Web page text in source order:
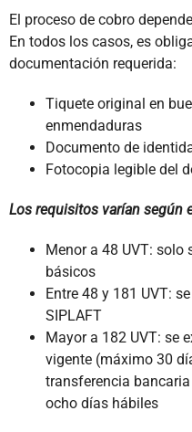
El proceso de cobro
En todos los casos, es
documentación requerida:
Tiquete original en
enmendaduras
Documento de
Fotocopia legible del
Los requisitos varían según
Menor a 48 UVT: solo
básicos
Entre 48 y 181 UVT:
SIPLAFT
Mayor a 182 UVT: se
vigente (máximo 30
transferencia
ocho días hábiles